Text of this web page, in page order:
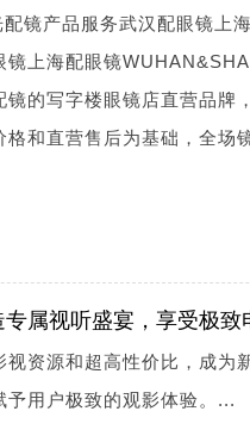
镜产品服务武汉配眼镜上
镜上海配眼镜
镜的写字楼眼镜店直营品牌
格和直营售后为基础，全场
属视听盛宴，享受极致
视资源和超高性价比，成为
予用户极致的观影体验。...